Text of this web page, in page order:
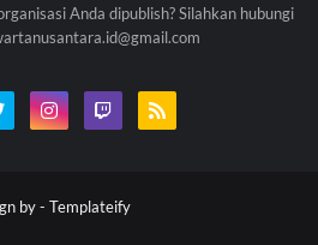
Anda dipublish? Silahkan hubungi
by - Templateify